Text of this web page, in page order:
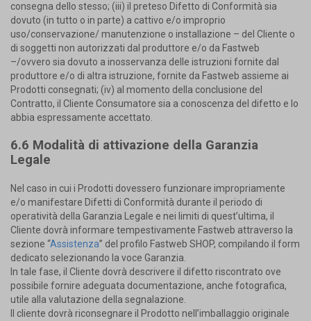
consegna dello stesso; (iii) il preteso Difetto di Conformità sia
dovuto (in tutto o in parte) a cattivo e/o improprio
uso/conservazione/ manutenzione o installazione – del Cliente o
di soggetti non autorizzati dal produttore e/o da Fastweb
–/ovvero sia dovuto a inosservanza delle istruzioni fornite dal
produttore e/o di altra istruzione, fornite da Fastweb assieme ai
Prodotti consegnati; (iv) al momento della conclusione del
Contratto, il Cliente Consumatore sia a conoscenza del difetto e lo
abbia espressamente accettato.
6.6 Modalità di attivazione della Garanzia
Legale
Nel caso in cui i Prodotti dovessero funzionare impropriamente
e/o manifestare Difetti di Conformità durante il periodo di
operatività della Garanzia Legale e nei limiti di quest’ultima, il
Cliente dovrà informare tempestivamente Fastweb attraverso la
sezione “Assistenza” del profilo Fastweb SHOP, compilando il form
dedicato selezionando la voce Garanzia.
In tale fase, il Cliente dovrà descrivere il difetto riscontrato ove
possibile fornire adeguata documentazione, anche fotografica,
utile alla valutazione della segnalazione.
Il cliente dovrà riconsegnare il Prodotto nell’imballaggio originale